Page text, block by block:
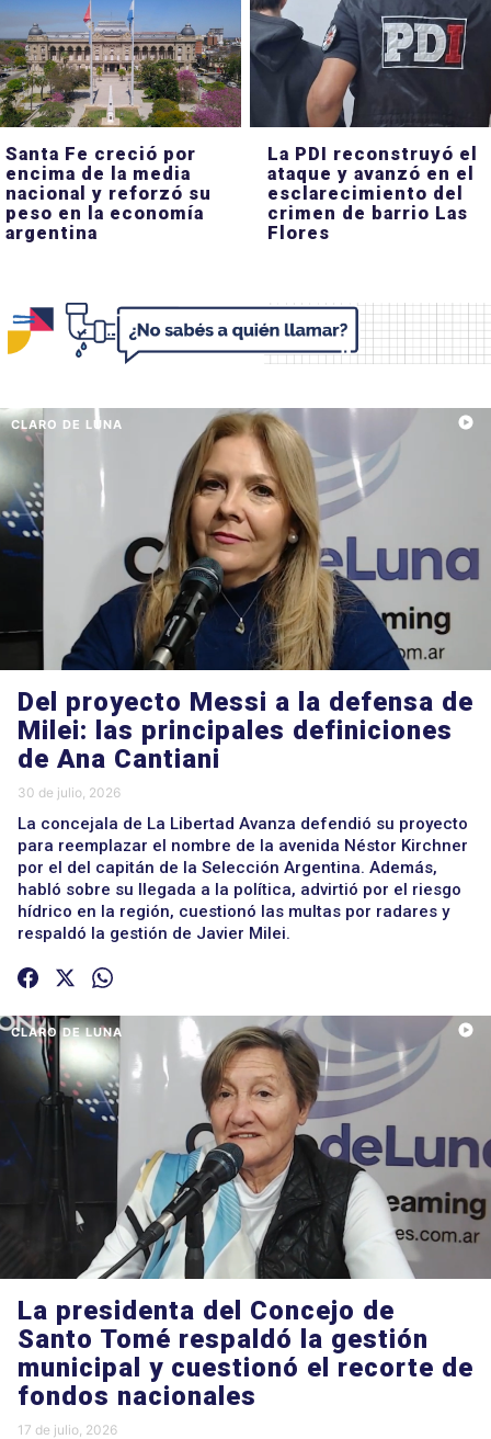
Santa Fe creció por
encima de la media
nacional y reforzó su
peso en la economía
argentina
La PDI reconstruyó el
ataque y avanzó en el
esclarecimiento del
crimen de barrio Las
Flores
CLARO DE LUNA
Del proyecto Messi a la defensa de
Milei: las principales definiciones
de Ana Cantiani
30 de julio, 2026
La concejala de La Libertad Avanza defendió su proyecto
para reemplazar el nombre de la avenida Néstor Kirchner
por el del capitán de la Selección Argentina. Además,
habló sobre su llegada a la política, advirtió por el riesgo
hídrico en la región, cuestionó las multas por radares y
respaldó la gestión de Javier Milei.
CLARO DE LUNA
La presidenta del Concejo de
Santo Tomé respaldó la gestión
municipal y cuestionó el recorte de
fondos nacionales
17 de julio, 2026